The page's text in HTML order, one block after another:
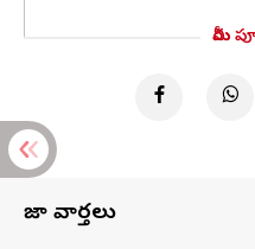
మీరు
తాజా వార్తలు